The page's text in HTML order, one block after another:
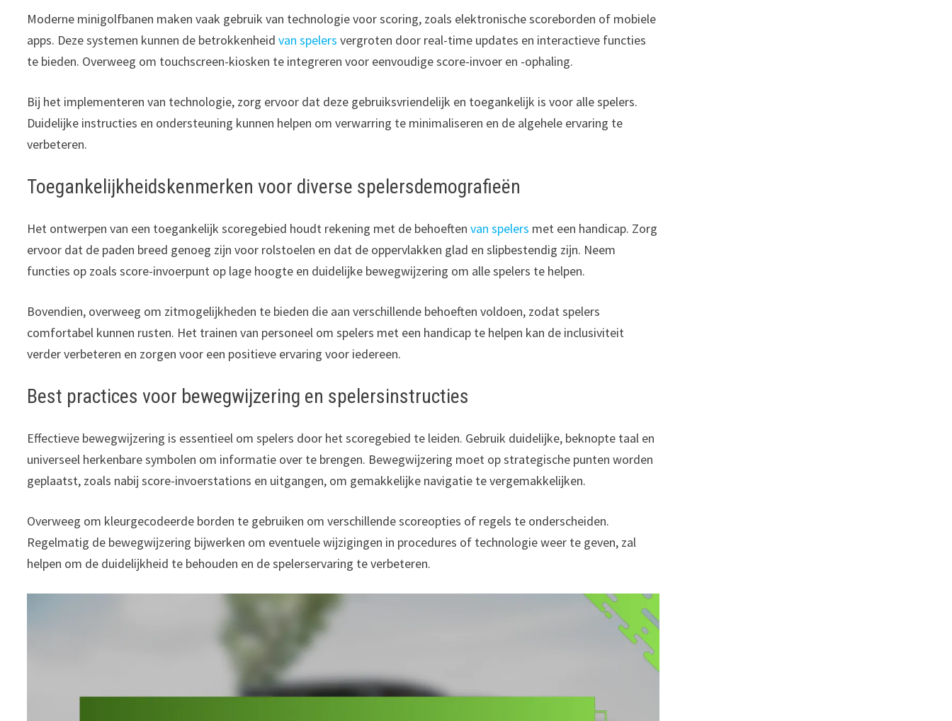
Moderne minigolfbanen maken vaak gebruik van technologie voor scoring, zoals elektronische scoreborden of mobiele
apps. Deze systemen kunnen de betrokkenheidvan spelers vergroten door real-time updates en interactieve functies
te bieden. Overweeg om touchscreen-kiosken te integreren voor eenvoudige score-invoer en -ophaling.
Bij het implementeren van technologie, zorg ervoor dat deze gebruiksvriendelijk en toegankelijk is voor alle spelers.
Duidelijke instructies en ondersteuning kunnen helpen om verwarring te minimaliseren en de algehele ervaring te
verbeteren.
Toegankelijkheidskenmerken voor diverse spelersdemografieën
Het ontwerpen van een toegankelijk scoregebied houdt rekening met de behoeftenvan spelers met een handicap. Zorg
ervoor dat de paden breed genoeg zijn voor rolstoelen en dat de oppervlakken glad en slipbestendig zijn. Neem
functies op zoals score-invoerpunt op lage hoogte en duidelijke bewegwijzering om alle spelers te helpen.
Bovendien, overweeg om zitmogelijkheden te bieden die aan verschillende behoeften voldoen, zodat spelers
comfortabel kunnen rusten. Het trainen van personeel om spelers met een handicap te helpen kan de inclusiviteit
verder verbeteren en zorgen voor een positieve ervaring voor iedereen.
Best practices voor bewegwijzering en spelersinstructies
Effectieve bewegwijzering is essentieel om spelers door het scoregebied te leiden. Gebruik duidelijke, beknopte taal en
universeel herkenbare symbolen om informatie over te brengen. Bewegwijzering moet op strategische punten worden
geplaatst, zoals nabij score-invoerstations en uitgangen, om gemakkelijke navigatie te vergemakkelijken.
Overweeg om kleurgecodeerde borden te gebruiken om verschillende scoreopties of regels te onderscheiden.
Regelmatig de bewegwijzering bijwerken om eventuele wijzigingen in procedures of technologie weer te geven, zal
helpen om de duidelijkheid te behouden en de spelerservaring te verbeteren.